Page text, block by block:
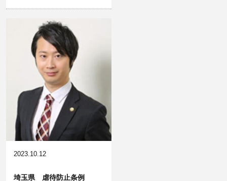
公務執行妨害
ネット犯罪
銃刀法違反
風営法・風適法違反
2023.10.12
埼玉県 虐待防止条例